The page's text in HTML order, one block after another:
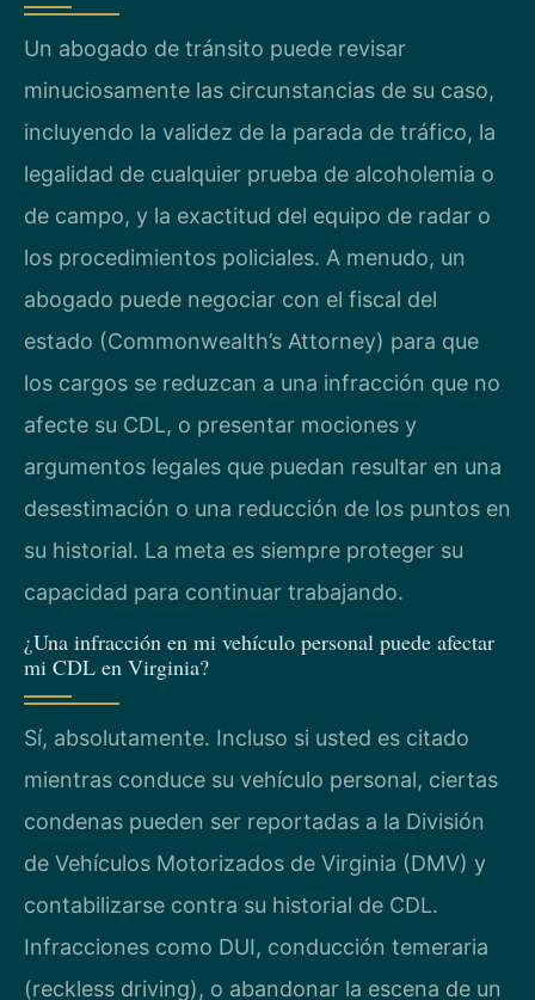
Un abogado de tránsito puede revisar
minuciosamente las circunstancias de su caso,
incluyendo la validez de la parada de tráfico, la
legalidad de cualquier prueba de alcoholemia o
de campo, y la exactitud del equipo de radar o
los procedimientos policiales. A menudo, un
abogado puede negociar con el fiscal del
estado (Commonwealth’s Attorney) para que
los cargos se reduzcan a una infracción que no
afecte su CDL, o presentar mociones y
argumentos legales que puedan resultar en una
desestimación o una reducción de los puntos en
su historial. La meta es siempre proteger su
capacidad para continuar trabajando.
¿Una infracción en mi vehículo personal puede afectar
mi CDL en Virginia?
Sí, absolutamente. Incluso si usted es citado
mientras conduce su vehículo personal, ciertas
condenas pueden ser reportadas a la División
de Vehículos Motorizados de Virginia (DMV) y
contabilizarse contra su historial de CDL.
Infracciones como DUI, conducción temeraria
(reckless driving), o abandonar la escena de un